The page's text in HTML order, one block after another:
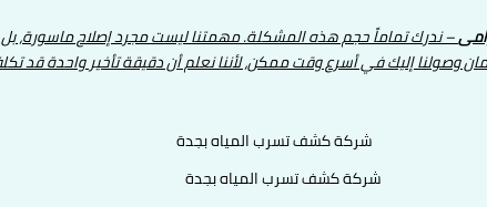
– ندرك تماماً حجم هذه المشكلة. مهمتنا ليست مجرد إصلاح ماسورة، بل
وصولنا إليك في أسرع وقت ممكن، لأننا نعلم أن دقيقة تأخير واحدة قد
شركة كشف تسرب المياه بجدة